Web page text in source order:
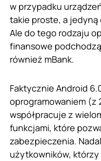
w przypadku
takie proste, a
Ale do tego rodzaju
finansowe
również mBank.
Faktycznie Android
oprogramowaniem (z
współpracuje z
funkcjami, które
zabezpieczenia.
użytkowników, którzy